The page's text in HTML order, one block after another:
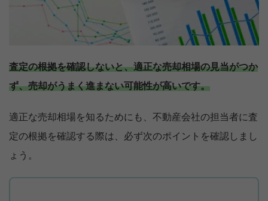
査定の根拠を確認しないと、適正な売却相場の見当がつか
ず、売却がうまく進まない可能性が高いです。
適正な売却相場を知るためにも、不動産会社の担当者に査
定の根拠を確認する際は、必ず次のポイントを確認しまし
ょう。